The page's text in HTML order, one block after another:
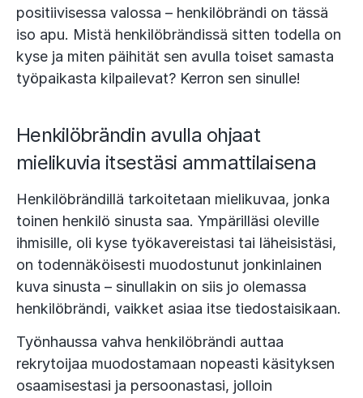
positiivisessa valossa – henkilöbrändi on tässä
iso apu. Mistä henkilöbrändissä sitten todella on
kyse ja miten päihität sen avulla toiset samasta
työpaikasta kilpailevat? Kerron sen sinulle!
Henkilöbrändin avulla ohjaat
mielikuvia itsestäsi ammattilaisena
Henkilöbrändillä tarkoitetaan mielikuvaa, jonka
toinen henkilö sinusta saa. Ympärilläsi oleville
ihmisille, oli kyse työkavereistasi tai läheisistäsi,
on todennäköisesti muodostunut jonkinlainen
kuva sinusta – sinullakin on siis jo olemassa
henkilöbrändi, vaikket asiaa itse tiedostaisikaan.
Työnhaussa vahva henkilöbrändi auttaa
rekrytoijaa muodostamaan nopeasti käsityksen
osaamisestasi ja persoonastasi, jolloin